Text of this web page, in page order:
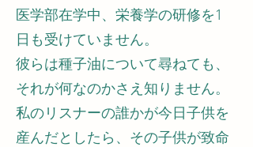
医学部在学中、栄養学の研修を1
日も受けていません。
彼らは種子油について尋ねても、
それが何なのかさえ知りません。
私のリスナーの誰かが今日子供を
産んだとしたら、その子供が致命